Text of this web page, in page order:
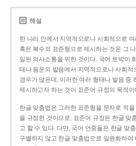
해설
한 나라 안에서 지역적으로나 사회적으로
혹은 복수의 표준형으로 제시하는 것은 그
일된 의사소통을 위한 것이다. 국어 토박이
태나 음운의 발음에서 지역적으로나 사회적
경우가 많은데, 이러한 여러 형태나 발음 중
제시하고자 하는 것이 표준어 규정의 목적이
한글 맞춤법은 그러한 표준형을 문자로 적
을 규정한 것이므로, 표준어 규정은 한글 맞
고 할 수 있다. 다만, 국어 언중들은 한글 맞
구별하지 않고 한글 맞춤법으로 일원화하여